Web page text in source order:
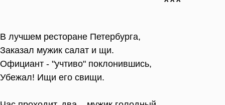
В лучшем ресторане Петербурга,
Заказал мужик салат и щи.
Официант - "учтиво" поклонившись,
Убежал! Ищи его свищи.